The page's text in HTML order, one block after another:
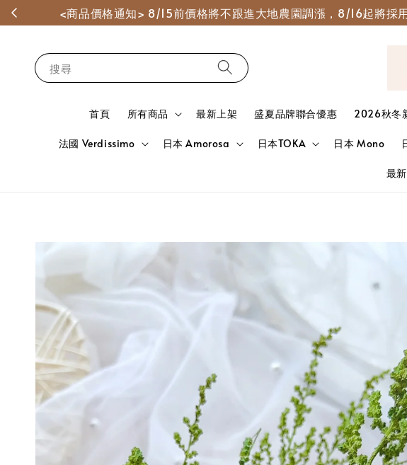
<商品價格通知> 8/15前價格將不跟進大地農園調漲，8/16起將採
搜尋
首頁 所有商品 最新上架 盛夏品牌聯合優惠 2026秋冬
法國 Verdissimo 日本 Amorosa 日本TOKA 日本 Mono
最